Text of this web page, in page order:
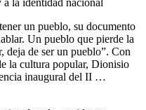
la identidad nacional
un pueblo, su documento
Un pueblo que pierde la
deja de ser un pueblo”. Con
la cultura popular, Dionisio
inaugural del II …